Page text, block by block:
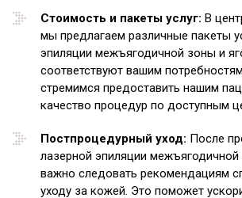
Стоимость и пакеты услуг: В
мы предлагаем различные пакеты
эпиляции межъягодичной зоны и
соответствуют вашим
стремимся предоставить нашим
качество процедур по доступным
Постпроцедурный уход: После
лазерной эпиляции
важно следовать рекомендациям
уходу за кожей. Это поможет